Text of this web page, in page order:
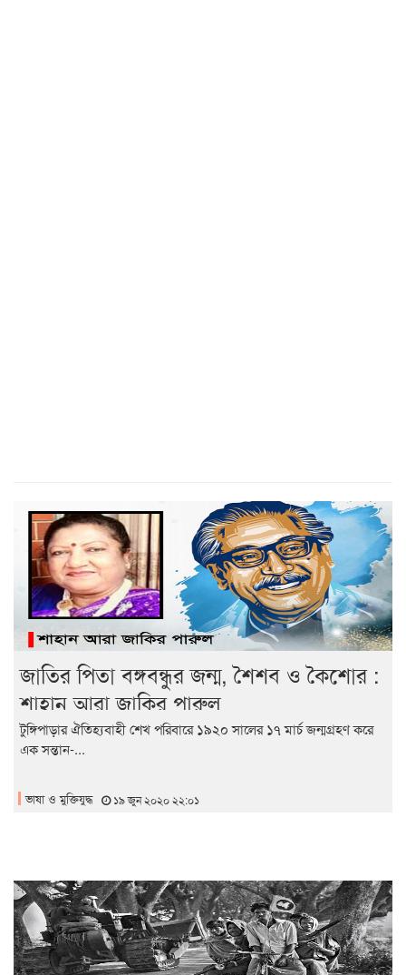
জাতির পিতা বঙ্গবন্ধুর জন্ম, শৈশব ও কৈশোর :
শাহান আরা জাকির পারুল
টুঙ্গিপাড়ার ঐতিহ্যবাহী শেখ পরিবারে ১৯২০ সালের ১৭ মার্চ জন্মগ্রহণ করে
এক সন্তান-...
ভাষা ও মুক্তিযুদ্ধ ১৯ জুন ২০২০ ২২:০১